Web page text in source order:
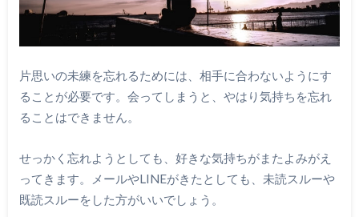
片思いの未練を忘れるためには、相手に合わないようにす
ることが必要です。会ってしまうと、やはり気持ちを忘れ
ることはできません。
せっかく忘れようとしても、好きな気持ちがまたよみがえ
ってきます。メールやLINEがきたとしても、未読スルーや
既読スルーをした方がいいでしょう。